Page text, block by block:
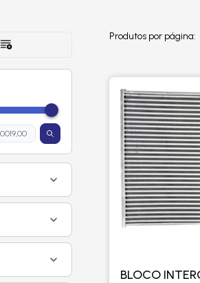
Produtos por página:
BLOCO